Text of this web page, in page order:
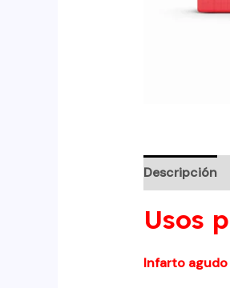
Descripción
Usos
Infarto